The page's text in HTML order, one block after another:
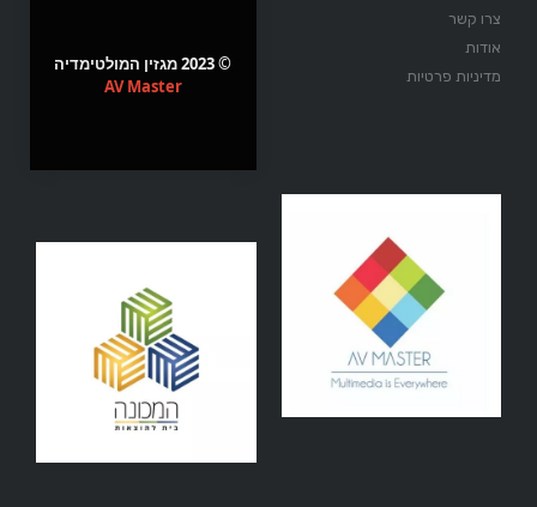
צרו קשר
אודות
מדיניות פרטיות
© 2023 מגזין המולטימדיה
AV Master